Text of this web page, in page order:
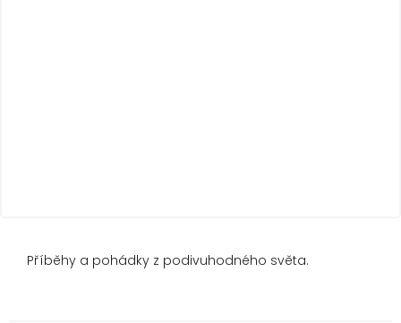
Příběhy a pohádky z podivuhodného světa.